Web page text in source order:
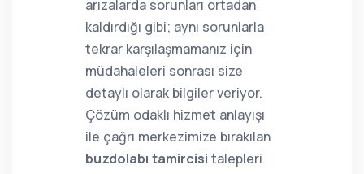
arızalarda sorunları ortadan
kaldırdığı gibi; aynı sorunlarla
tekrar karşılaşmamanız için
müdahaleleri sonrası size
detaylı olarak bilgiler veriyor.
Çözüm odaklı hizmet anlayışı
ile çağrı merkezimize bırakılan
buzdolabı tamircisi talepleri